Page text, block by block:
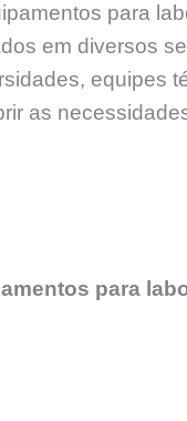
para
em diversos
equipes
as
para